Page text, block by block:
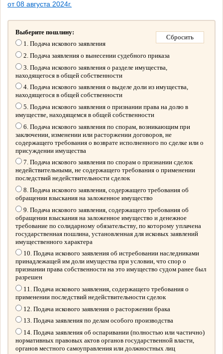
от 08 августа 2024г.
Выберите пошлину:
1. Подача искового заявления
2. Подача заявления о вынесении судебного приказа
3. Подача искового заявления о разделе имущества,
находящегося в общей собственности
4. Подача искового заявления о выделе доли из имущества,
находящегося в общей собственности
5. Подача искового заявления о признании права на долю в
имуществе, находящемся в общей собственности
6. Подача искового заявления по спорам, возникающим при
заключении, изменении или расторжении договоров, не
содержащего требования о возврате исполненного по сделке или о
присуждении имущества
7. Подача искового заявления по спорам о признании сделок
недействительными, не содержащего требования о применении
последствий недействительности сделок
8. Подача искового заявления, содержащего требования об
обращении взыскания на заложенное имущество
9. Подача искового заявления, содержащего требования об
обращении взыскания на заложенное имущество и денежное
требование по солидарному обязательству, по которому уплачена
государственная пошлина, установленная для исковых заявлений
имущественного характера
10. Подача искового заявления об истребовании наследниками
принадлежащей им доли имущества при условии, что спор о
признании права собственности на это имущество судом ранее был
разрешен
11. Подача искового заявления, содержащего требования о
применении последствий недействительности сделок
12. Подача искового заявления о расторжении брака
13. Подача заявления по делам особого производства
14. Подача заявления об оспаривании (полностью или частично)
нормативных правовых актов органов государственной власти,
органов местного самоуправления или должностных лиц